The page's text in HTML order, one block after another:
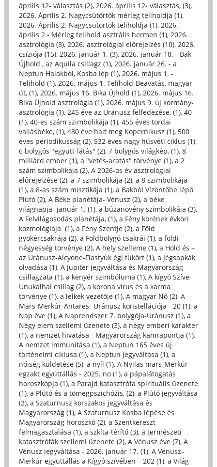
április 12- választás (2), 2026. április 12- választás, (3),
2026. Április 2. Nagycsütörtök mérleg teliholdja (1),
2026. Április 2. Nagycsütörtök teliholdja (1), 2026.
április 2.- Mérleg telihold asztrális hermen (1), 2026.
asztrológia (3), 2026. asztrológiai előrejelzés (10), 2026.
csíziója (15), 2026. január 1. (3), 2026. január 18. - Bak
Újhold , az Aquila csillagz (1), 2026. január 26. - a
Neptun Halakból, Kosba lép (1), 2026. május 1. -
Telihold (1), 2026. május 1. Telihold-Beavatás, magyar
út, (1), 2026. május 16. Bika Újhold (1), 2026. május 16.
Bika Újhold asztrológia (1), 2026. május 9. új kormány-
asztrológia (1), 245 éve az Uránusz felfedezése, (1), 40
(1), 40-es szám szimbolikája (1), 455 éves tordai
vallásbéke, (1), 480 éve halt meg Kopernikusz (1), 500
éves periodikusság (2), 532 éves nagy húsvéti ciklus (1),
6 bolygós "együtt-látás" (2), 7 bolygós világkép, (1), 8
milliárd ember (1), a "vetés-aratás" törvénye (1), a 2
szám szimbolikája (2), A 2026-os év asztrológiai
előrejelzése (2), a 7 szimbolikája (2), a 8 szimbolikája
(1), a 8-as szám misztikája (1), a Bakból Vízöntőbe lépő
Plútó (2), A Béke planétája- Vénusz (2), a béke
világnapja- január 1. (1), a búzanövény szimbolikája (3),
A Felvilágosodás planétája, (1), a Fény körének évköri
kozmológiája (1), a Fény Szentje (2), a Föld
gyökércsakrája (2), a Földbolygó csakrái (1), a földi
négyesség törvénye (2), A hely szelleme (1), a Hold és –
az Uránusz-Alcyone-Fiastyúk égi tükört (1), a Jégsapkák
olvadása (1), A Jupiter jegyváltása és Magyarország
csillagzata (1), a kenyér szimbóluma (1), A kígyó Szíve-
Unukalhai csillag (2), a korona vírus és a karma
törvénye (1), a lelkek vezetője (1), A magyar Nő (2), A
Mars-Merkúr-Antares- Uránusz konstellációja - 20 (1), a
Nap éve (1), A Naprendszer 7. bolygója-Uránusz (1), a
Négy elem szellemi üzenete (3), a négy emberi karakter
(1), a nemzet hivatása - Magyarország kamrapontja (1),
A nemzet immunitása (1), a Neptun 165 éves új
történelmi ciklusa (1), a Neptun jegyváltása (1), a
nőiség küldetése (5), a nyíl (1), A Nyilas mars-Merkúr
egzakt együttállás - 2025. no (1), a pápalátogatás
horoszkópja (1), a Parajd katasztrófa spirituális üzenete
(1), a Plútó és a tömegpszichózis, (2), a Plútó jegyváltása
(2), a Szaturnusz korszakos jegyváltása és
Magyarország (1), A Szaturnusz Kosba lépése és
Magyarország horoszkó (2), a Szentkereszt
felmagasztalása (1), a szkíta-térítő (3), a természeti
katasztrófák szellemi üzenete (2), A Vénusz éve (7), A
Vénusz jegyváltása - 2026. január 17. (1), A Vénusz–
Merkúr együttállás a Kígyó szívében – 202 (1), a Világ